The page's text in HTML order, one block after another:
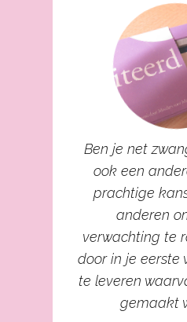
Ben je net
ook een
prachtige
anderen
verwachting te
door in je eerste
te leveren
gemaakt